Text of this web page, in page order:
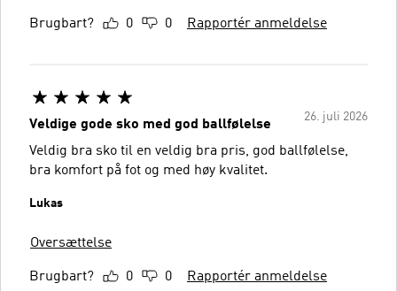
Brugbart? 0 0 Rapportér anmeldelse
26. juli 2026
Veldige gode sko med god ballfølelse
Veldig bra sko til en veldig bra pris, god ballfølelse,
bra komfort på fot og med høy kvalitet.
Lukas
Oversættelse
Brugbart? 0 0 Rapportér anmeldelse